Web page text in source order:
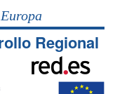
Regional